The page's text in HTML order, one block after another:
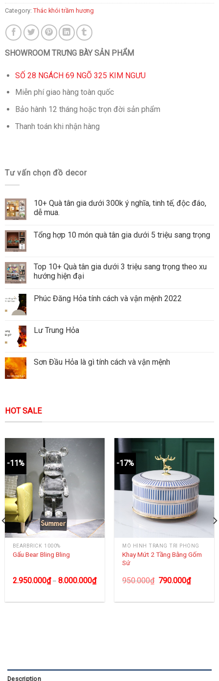
Category: Thác khói trầm hương
SHOWROOM TRƯNG BÀY SẢN PHẨM
SỐ 28 NGÁCH 69 NGÕ 325 KIM NGƯU
Miễn phí giao hàng toàn quốc
Bảo hành 12 tháng hoặc trọn đời sản phẩm
Thanh toán khi nhận hàng
Tư vấn chọn đồ decor
10+ Quà tân gia dưới 300k ý nghĩa, tinh tế, độc đáo,
dễ mua.
Tổng hợp 10 món quà tân gia dưới 5 triệu sang trọng
Top 10+ Quà tân gia dưới 3 triệu sang trọng theo xu
hướng hiện đại
Phúc Đăng Hỏa tính cách và vận mệnh 2022
Lư Trung Hỏa
Sơn Đầu Hỏa là gì tính cách và vận mệnh
HOT SALE
-11%
BEARBRICK 1000%
Gấu Bear Bling Bling
2.950.000₫– 8.000.000₫
-17%
MÔ HÌNH TRANG TRÍ PHÒNG
Khay Mứt 2 Tầng Bằng Gốm
Sứ
950.000₫ 790.000₫
Description